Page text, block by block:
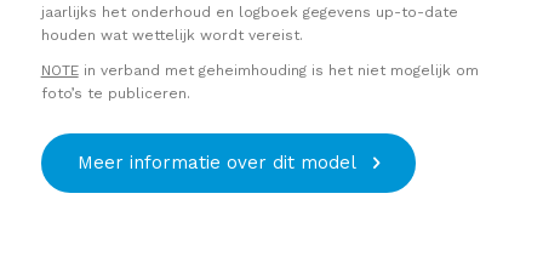
jaarlijks het onderhoud en logboek gegevens up-to-date
houden wat wettelijk wordt vereist.
NOTEin verband met geheimhouding is het niet mogelijk om
foto’s te publiceren.
Meer informatie over dit model